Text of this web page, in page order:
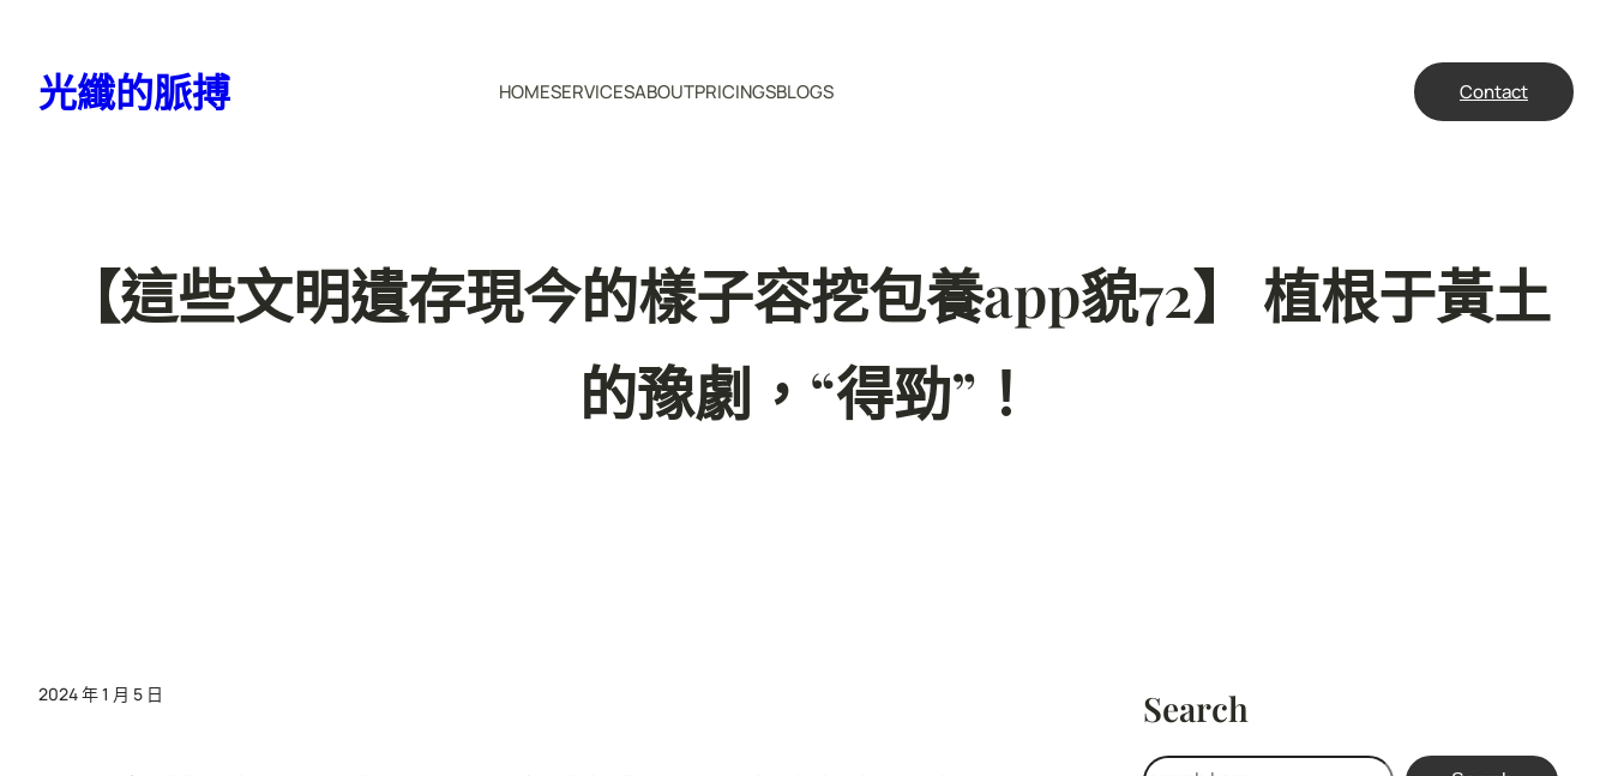
光纖的脈搏 HOMESERVICESABOUTPRICINGSBLOGS Contact
【這些文明遺存現今的樣子容挖包養app貌72】 植根于黃土
的豫劇，“得勁”！
2024 年 1 月 5 日 Search
搜